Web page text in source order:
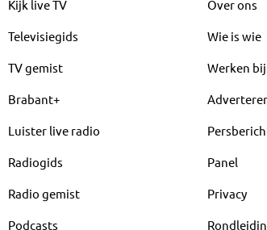
Kijk live TV
Televisiegids
TV gemist
Brabant+
Luister live radio
Radiogids
Radio gemist
Podcasts
Over ons
Wie is wie
Werken
Panel
Privacy